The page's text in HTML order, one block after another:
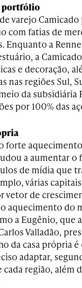
portfólio
varejo
com fatias de
Enquanto a
a
e decoração,
nas regiões Sul,
da
por 100% das
forte
a aumentar o
de mídia que
várias
vetor de
aquecimento do
a Eugênio, que
Valladão,
da casa própria
adaptar,
região, além